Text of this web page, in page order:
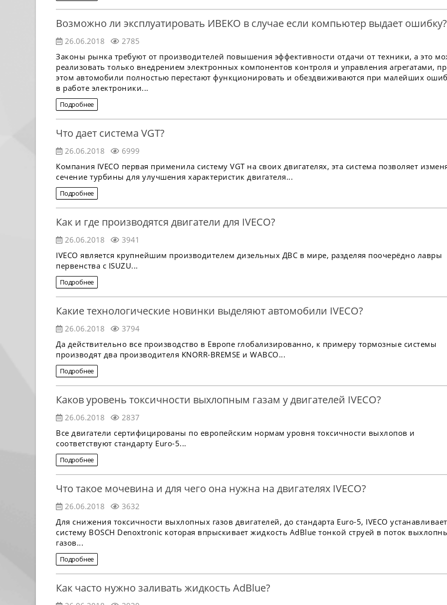
Возможно ли эксплуатировать ИВЕКО в случае если компьютер выдает ошибку?
26.06.2018
2785
Законы рынка требуют от производителей повышения эффективности отдачи от техники, а это
реализовать только внедрением электронных компонентов контроля и управления агрегатами,
этом автомобили полностью перестают функционировать и обездвиживаются при малейших
в работе электроники...
Подробнее
Что дает система VGT?
26.06.2018
6999
Компания IVECO первая применила систему VGT на своих двигателях, эта система позволяет
сечение турбины для улучшения характеристик двигателя...
Подробнее
Как и где производятся двигатели для IVECO?
26.06.2018
3941
IVECO является крупнейшим производителем дизельных ДВС в мире, разделяя поочерёдно лавры
первенства с ISUZU...
Подробнее
Какие технологические новинки выделяют автомобили IVECO?
26.06.2018
3794
Да действительно все производство в Европе глобализированно, к примеру тормозные системы
производят два производителя KNORR-BREMSE и WABCO...
Подробнее
Каков уровень токсичности выхлопным газам у двигателей IVECO?
26.06.2018
2837
Все двигатели сертифицированы по европейским нормам уровня токсичности выхлопов и
соответствуют стандарту Euro-5...
Подробнее
Что такое мочевина и для чего она нужна на двигателях IVECO?
26.06.2018
3632
Для снижения токсичности выхлопных газов двигателей, до стандарта Euro-5, IVECO устанавливает
систему BOSCH Denoxtroniс которая впрыскивает жидкость AdBlue тонкой струей в поток
газов...
Подробнее
Как часто нужно заливать жидкость AdBlue?